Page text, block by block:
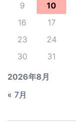
2026年8月
9
10
16
17
23
24
30
31
« 7月